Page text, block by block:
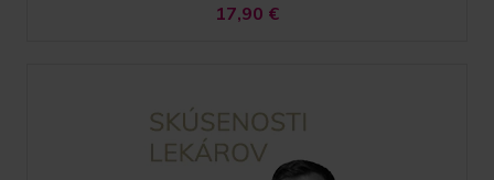
17,90 €